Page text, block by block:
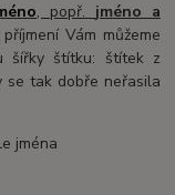
, popř. jméno a
Vám můžeme
šířky štítku: štítek z
se tak dobře neřasila
jména